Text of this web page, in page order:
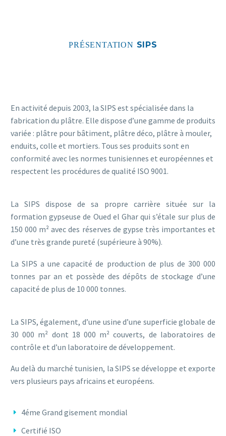
PRÉSENTATION SIPS
En activité depuis 2003, la SIPS est spécialisée dans la
fabrication du plâtre. Elle dispose d’une gamme de produits
variée : plâtre pour bâtiment, plâtre déco, plâtre à mouler,
enduits, colle et mortiers. Tous ses produits sont en
conformité avec les normes tunisiennes et européennes et
respectent les procédures de qualité ISO 9001.
La SIPS dispose de sa propre carrière située sur la
formation gypseuse de Oued el Ghar qui s’étale sur plus de
150 000 m² avec des réserves de gypse très importantes et
d’une très grande pureté (supérieure à 90%).
La SIPS a une capacité de production de plus de 300 000
tonnes par an et possède des dépôts de stockage d’une
capacité de plus de 10 000 tonnes.
La SIPS, également, d’une usine d’une superficie globale de
30 000 m² dont 18 000 m² couverts, de laboratoires de
contrôle et d’un laboratoire de développement.
Au delà du marché tunisien, la SIPS se développe et exporte
vers plusieurs pays africains et européens.
4éme Grand gisement mondial
Certifié ISO